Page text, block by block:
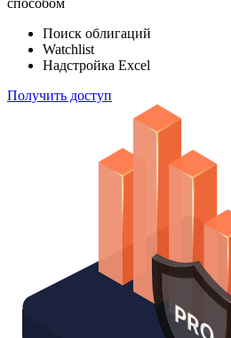
Отслеживайте свой портфель
способом
Поиск облигаций
Надстройка Excel
Получить доступ